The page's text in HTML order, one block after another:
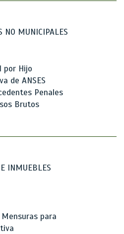
NO MUNICIPALES
por Hijo
de ANSES
Penales
Brutos
INMUEBLES
para